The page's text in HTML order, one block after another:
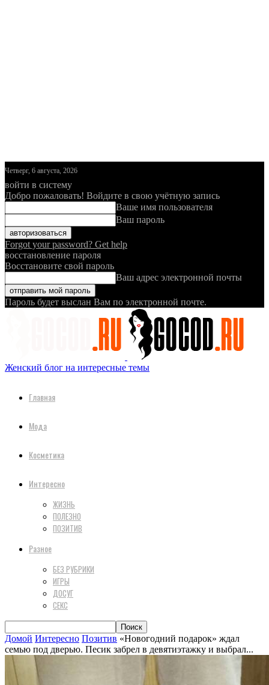
Четверг, 6 августа, 2026
войти в систему
Добро пожаловать! Войдите в свою учётную запись
Ваше имя пользователя
Ваш пароль
Forgot your password? Get help
восстановление пароля
Восстановите свой пароль
Ваш адрес электронной почты
Пароль будет выслан Вам по электронной почте.
Женский блог на интересные темы
Главная
Мода
Косметика
Интересно
ЖИЗНЬ
ПОЛЕЗНО
ПОЗИТИВ
Разное
БЕЗ РУБРИКИ
ИГРЫ
ДОСУГ
СЕКС
Домой Интересно Позитив «Новогодний подарок» ждал
семью под дверью. Песик забрел в девятиэтажку и выбрал...